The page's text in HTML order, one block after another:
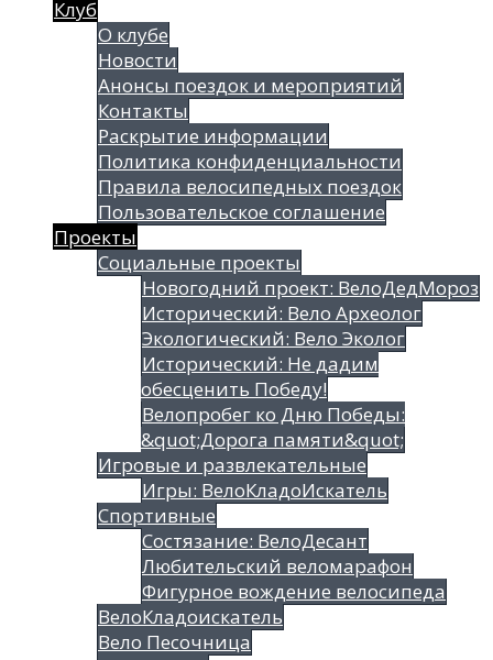
Клуб
О клубе
Новости
Анонсы поездок и мероприятий
Контакты
Раскрытие информации
Политика конфиденциальности
Правила велосипедных поездок
Пользовательское соглашение
Проекты
Социальные проекты
Новогодний проект: ВелоДедМороз
Исторический: Вело Археолог
Экологический: Вело Эколог
Исторический: Не дадим
обесценить Победу!
Велопробег ко Дню Победы:
&quot;Дорога памяти&quot;
Игровые и развлекательные
Игры: ВелоКладоИскатель
Спортивные
Состязание: ВелоДесант
Любительский веломарафон
Фигурное вождение велосипеда
ВелоКладоискатель
Вело Песочница